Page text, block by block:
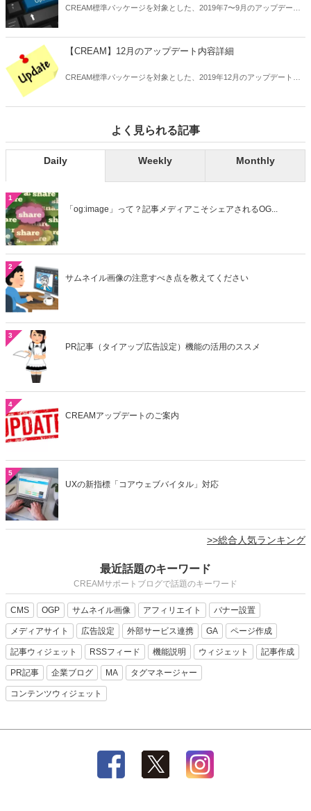
CREAM標準パッケージを対象とした、2019年7〜9月のアップデート
【CREAM】12月のアップデート内容詳細
CREAM標準パッケージを対象とした、2019年12月のアップデート内
よく見られる記事
Daily Weekly Monthly
1
「og:image」って？記事メディアこそシェアされるOG...
2
サムネイル画像の注意すべき点を教えてください
3
PR記事（タイアップ広告設定）機能の活用のススメ
4
CREAMアップデートのご案内
5
UXの新指標「コアウェブバイタル」対応
>>総合人気ランキング
最近話題のキーワード
CREAMサポートブログで話題のキーワード
CMS OGP サムネイル画像 アフィリエイト バナー設置
メディアサイト 広告設定 外部サービス連携 GA ページ作成
記事ウィジェット RSSフィード 機能説明 ウィジェット 記事作成
PR記事 企業ブログ MA タグマネージャー
コンテンツウィジェット